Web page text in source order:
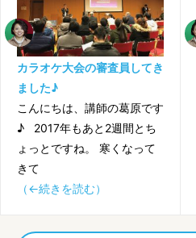
カラオケ大会の審査員してき
ました♪
こんにちは、講師の葛原です
♪ 2017年もあと2週間とち
ょっとですね。 寒くなって
きて
（←続きを読む）